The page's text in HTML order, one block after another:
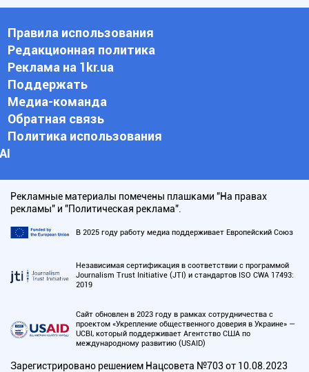
Правила использования
Редакционная политика
Реклама на 1kr.ua
Поддержать
Медиа-команда
Обратная связь
Политика использования
АI
Рекламные материалы помечены плашками "На правах
рекламы" и "Политическая реклама".
В 2025 году работу медиа поддерживает Европейский Союз
Независимая сертификация в соответствии с программой
Journalism Trust Initiative (JTI) и стандартов ISO CWA 17493:
2019
Сайт обновлен в 2023 году в рамках сотрудничества с
проектом «Укрепление общественного доверия в Украине» —
UCBI, который поддерживает Агентство США по
международному развитию (USAID)
Зарегистрировано решением Нацсовета №703 от 10.08.2023